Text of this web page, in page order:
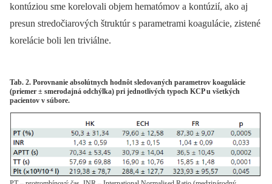
kontúziou sme korelovali objem hematómov a kontúzií, ako aj
presun stredočiarových štruktúr s parametrami koagulácie, zistené
korelácie boli len triviálne.
Tab. 2. Porovnanie absolútnych hodnôt sledovaných parametrov koagulácie
(priemer ± smerodajná odchýlka) pri jednotlivých typoch KCP u všetkých
pacientov v súbore.